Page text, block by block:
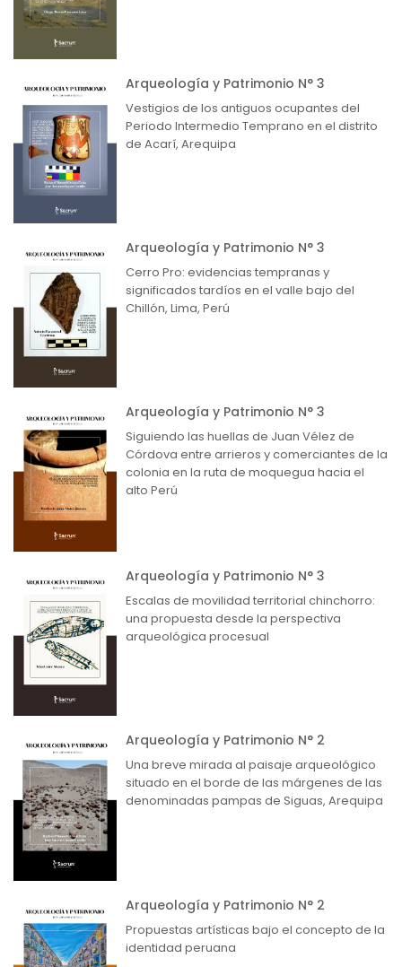
Arqueología y Patrimonio N° 3
Vestigios de los antiguos ocupantes del
Periodo Intermedio Temprano en el distrito
de Acarí, Arequipa
Arqueología y Patrimonio N° 3
Cerro Pro: evidencias tempranas y
significados tardíos en el valle bajo del
Chillón, Lima, Perú
Arqueología y Patrimonio N° 3
Siguiendo las huellas de Juan Vélez de
Córdova entre arrieros y comerciantes de la
colonia en la ruta de moquegua hacia el
alto Perú
Arqueología y Patrimonio N° 3
Escalas de movilidad territorial chinchorro:
una propuesta desde la perspectiva
arqueológica procesual
Arqueología y Patrimonio N° 2
Una breve mirada al paisaje arqueológico
situado en el borde de las márgenes de las
denominadas pampas de Siguas, Arequipa
Arqueología y Patrimonio N° 2
Propuestas artísticas bajo el concepto de la
identidad peruana